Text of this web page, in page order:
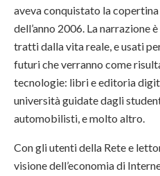
aveva conquistato la
dell’anno 2006. La narrazione
tratti dalla vita reale, e usati
futuri che verranno come
tecnologie: libri e editoria
università guidate dagli
automobilisti, e molto altro.
Con gli utenti della Rete e
visione dell’economia di